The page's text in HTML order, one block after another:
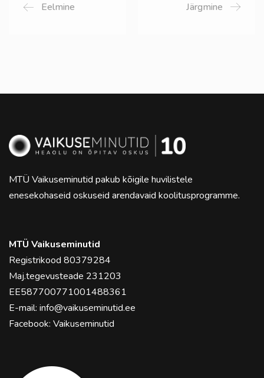
Eelmine Järgmine
MTÜ Vaikuseminutid pakub kõigile huvilistele
enesekohaseid oskuseid arendavaid koolitusprogramme.
MTÜ Vaikuseminutid
Registrikood 80379284
Maj.tegevusteade 231203
EE587700771001488361
E-mail: info@vaikuseminutid.ee
Facebook: Vaikuseminutid